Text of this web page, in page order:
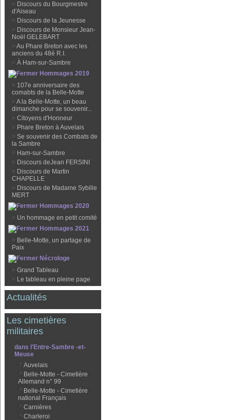
¤ Discours du Bourgmestre
d'Aiseau
¤ Discours de la Jeunesse
¤ Discours de Monsieur Jean-
Noël GELEBART
¤ Au Phare Breton avec les
anciens du 48è R.I.
¤ À Ham-sur-Sambre
Hommages 2019
¤ 107e anniversaire des
comabts de la Belle-Motte
¤ A la Belle-Motte, un beau
dimanche pour se souvenir...
¤ Citoyens d'Honneur
¤ Phare Breton à Auvelais
¤ Se souvenir des Combats de
la Sambre
¤ Ham-sur-Sambre
¤ Discours deJean FERSINI
¤ Discours de Martin
CHAPELLE
¤ Discours de Madame Sybille
MERT
Hommages 2020
¤ Un hommage en petit comité
Hommages 2021
¤ Belle-Motte, un partage de
Paix
Nécrologe
¤ Grand Tableau
¤ Le tableau en pleine page
Actualités
Les cimetières
militaires
dans l'Entre-Sambre -et-
Meuse
* Auvelais
* Belle-Motte - Cimetière
Allemand n° 99
* Belle-Motte - Cimetière
national Français
* Carnières
* Charleroi